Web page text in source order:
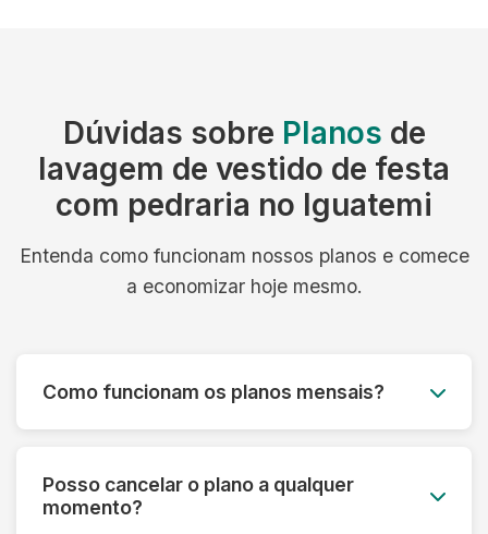
Dúvidas sobre Planos de
lavagem de vestido de festa
com pedraria no Iguatemi
Entenda como funcionam nossos planos e comece
a economizar hoje mesmo.
Como funcionam os planos mensais?
entrega inclusos. É simples, previsível e muito
Posso cancelar o plano a qualquer
momento?